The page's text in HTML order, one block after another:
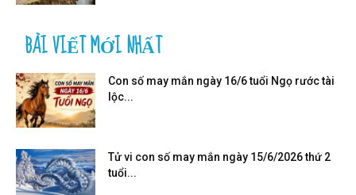
BÀI VIẾT MỚI NHẤT
Con số may mắn ngày 16/6 tuổi Ngọ rước tài
lộc...
Tử vi con số may mắn ngày 15/6/2026 thứ 2
tuổi...